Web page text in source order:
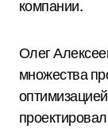
компании.
Олег
множества